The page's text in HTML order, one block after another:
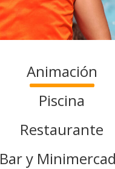
Animación
Piscina
Restaurante
Bar y